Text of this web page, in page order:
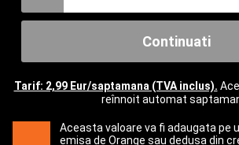
Continuati
Tarif: 2,99 Eur/saptamana (TVA inclus).
reînnoit automat
Aceasta valoare va fi adaugata pe
emisa de Orange sau dedusa din